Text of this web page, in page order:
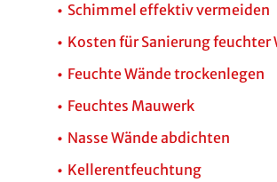
Schimmel effektiv vermeiden
Kosten für Sanierung feuchter
Feuchte Wände trockenlegen
Feuchtes Mauwerk
Nasse Wände abdichten
Kellerentfeuchtung